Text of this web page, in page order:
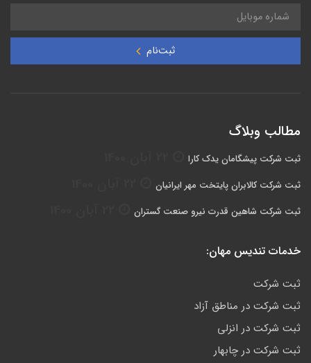
ثبت‌نام
مطالب وبلاگ
ثبت شرکت پیشگامان یدک کارا
ثبت شرکت کالابران پایتخت مهر ایرانیان
ثبت شرکت شاهین قدرت نیرو صنعت گستران
خدمات تندیس مهان:
ثبت شرکت
ثبت شرکت در مناطق آزاد
ثبت شرکت در انزلی
ثبت شرکت در چابهار